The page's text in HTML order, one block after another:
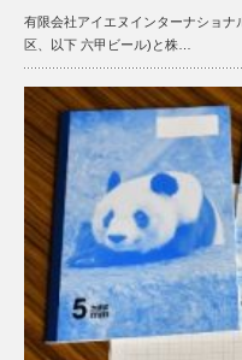
有限会社アイエヌインターナショ
区、以下 六甲ビール)と株…